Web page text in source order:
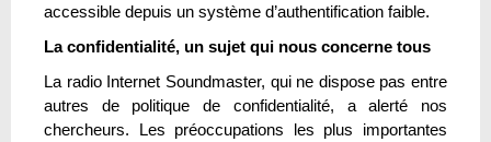
accessible depuis un système d’authentification faible.
La confidentialité, un sujet qui nous concerne tous
La radio Internet Soundmaster, qui ne dispose pas entre
autres de politique de confidentialité, a alerté nos
chercheurs. Les préoccupations les plus importantes